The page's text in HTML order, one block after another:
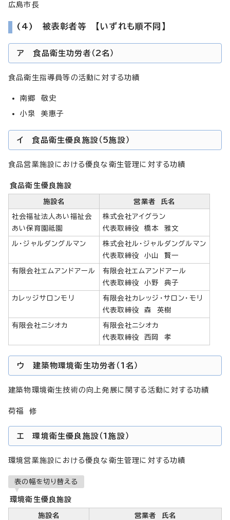
広島市長
(4) 被表彰者等 【いずれも順不同】
ア 食品衛生功労者（2名）
食品衛生指導員等の活動に対する功績
南郷 敬史
小泉 美惠子
イ 食品衛生優良施設（5施設）
食品営業施設における優良な衛生管理に対する功績
食品衛生優良施設
施設名 営業者 氏名
社会福祉法人あい福祉会
あい保育園祗園
株式会社アイグラン
代表取締役 橋本 雅文
ル・ジャルダングルマン
株式会社ル・ジャルダングルマン
代表取締役 小山 賢一
有限会社エムアンドアール
有限会社エムアンドアール
代表取締役 小野 典子
カレッジサロンモリ
有限会社カレッジ・サロン・モリ
代表取締役 森 英樹
有限会社ニシオカ
有限会社ニシオカ
代表取締役 西岡 孝
ウ 建築物環境衛生功労者（1名）
建築物環境衛生技術の向上発展に関する活動に対する功績
荷福 修
エ 環境衛生優良施設（1施設）
環境営業施設における優良な衛生管理に対する功績
表の幅を切り替える
環境衛生優良施設
施設名 営業者 氏名